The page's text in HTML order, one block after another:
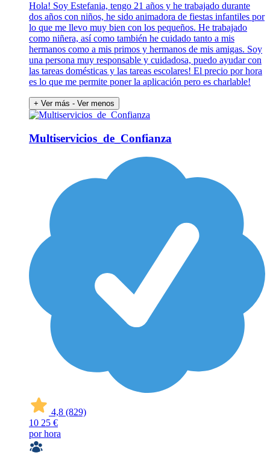
Hola! Soy Estefania, tengo 21 años y he trabajado durante
dos años con niños, he sido animadora de fiestas infantiles por
lo que me llevo muy bien con los pequeños. He trabajado
como niñera, así como también he cuidado tanto a mis
hermanos como a mis primos y hermanos de mis amigas. Soy
una persona muy responsable y cuidadosa, puedo ayudar con
las tareas domésticas y las tareas escolares! El precio por hora
es lo que me permite poner la aplicación pero es charlable!
+ Ver más - Ver menos
Multiservicios_de_Confianza
4,8 (829)
10 25 €
por hora